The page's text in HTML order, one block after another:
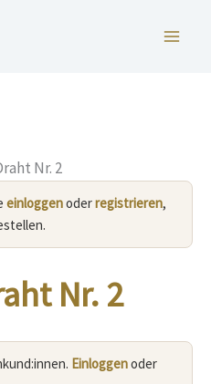
Nr. 2
einloggenoderregistrieren,
Nr. 2
Einloggenoder